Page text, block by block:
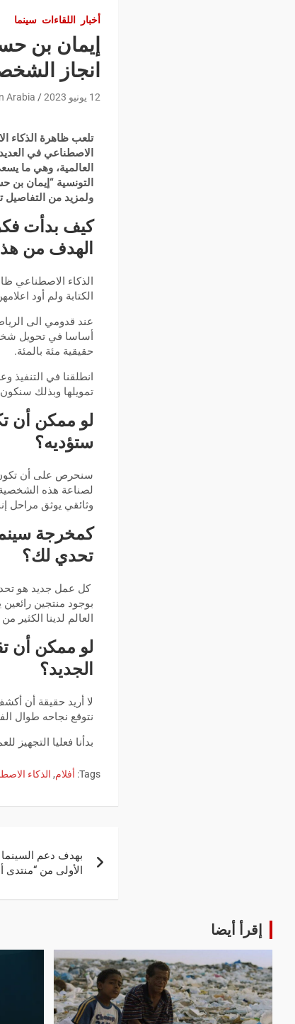
أخبار اللقاءات سينما
إيمان بن
انجاز
12 يونيو 2023 Arabia
تلعب ظاهرة الذكاء
الاصطناعي في
العالمية، وهي ما
التونسية “إيمان
ولمزيد من التفاصيل
كيف بدأت
الهدف من
الذكاء الاصطناعي
الكتابة ولم أود
عند قدومي الى
أساسا في تحويل
حقيقية مئة بالمئة.
انطلقنا في التنفيذ
تمويلها وبذلك
لو ممكن أن
ستؤديه؟
سنحرص على أن تكون
لصناعة هذه
وثائقي يوثق مراحل
كمخرجة
تحدي لك؟
كل عمل جديد هو
بوجود منتجين
العالم لدينا
لو ممكن أن
الجديد؟
لا أريد حقيقة أن
نتوقع نجاحه طوال
بدأنا فعليا
Tags: أفلام, الذكاء
بهدف دعم السينما
الأولى من “منتدى
إقرأ أيضا